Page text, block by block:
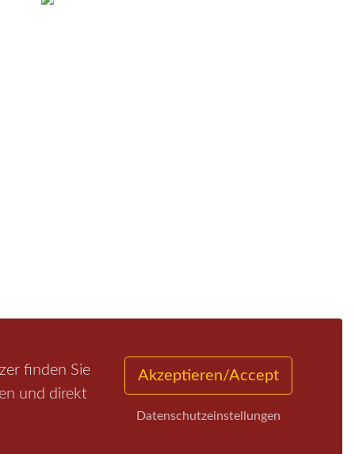
finden Sie
und direkt
Akzeptieren/Accept
Datenschutzeinstellungen